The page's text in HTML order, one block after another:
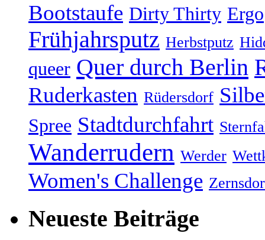
Bootstaufe Dirty Thirty Ergo
Frühjahrsputz Herbstputz
queer Quer durch Berlin
Ruderkasten Rüdersdorf
Spree Stadtdurchfahrt
Wanderrudern Werder
Women's Challenge
Neueste Beiträge